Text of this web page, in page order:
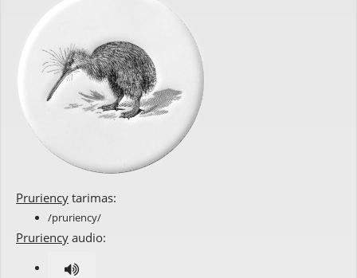
Pruriency tarimas:
/pruriency/
Pruriency audio: